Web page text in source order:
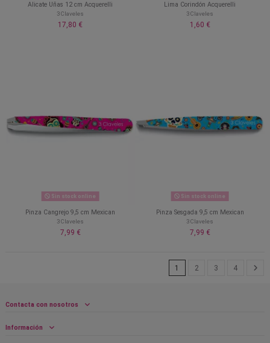
Alicate Uñas 12 cm Acquerelli
3 Claveles
17,80 €
Lima Corindón Acquerelli
3 Claveles
1,60 €
Sin stock online
Pinza Cangrejo 9,5 cm Mexican
3 Claveles
7,99 €
Sin stock online
Pinza Sesgada 9,5 cm Mexican
3 Claveles
7,99 €
1 2 3 4
Contacta con nosotros
Información